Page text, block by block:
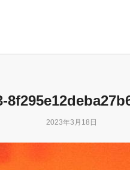
2023年3月18日